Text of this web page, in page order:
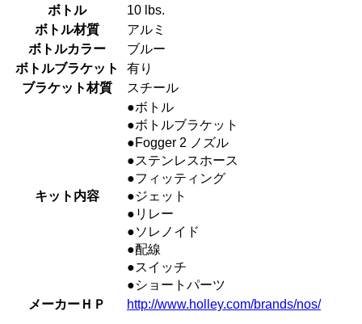
ボトル
10 lbs.
ボトル材質
アルミ
ボトルカラー
ブルー
ボトルブラケット
有り
ブラケット材質
スチール
キット内容
●ボトル
●ボトルブラケット
●Fogger 2 ノズル
●ステンレスホース
●フィッティング
●ジェット
●リレー
●ソレノイド
●配線
●スイッチ
●ショートパーツ
メーカーＨＰ
http://www.holley.com/brands/nos/